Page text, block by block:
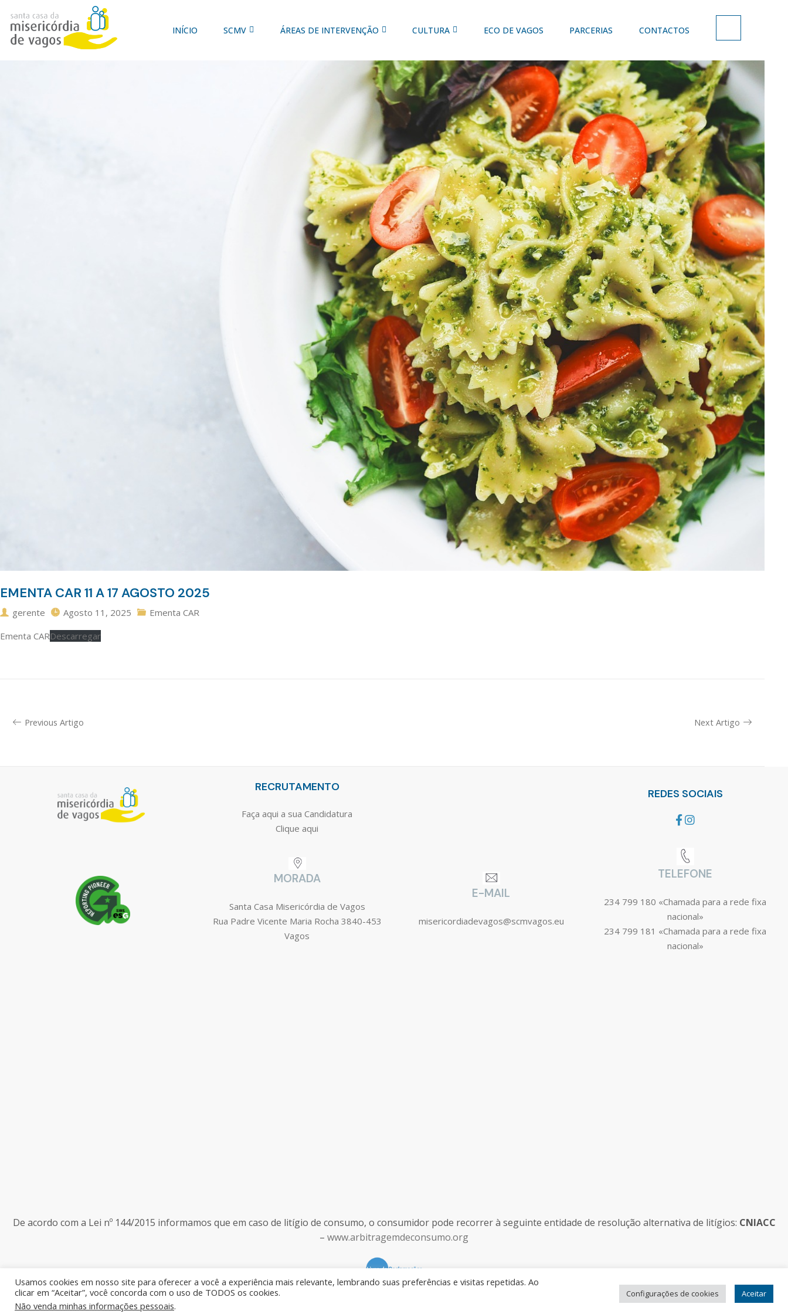
INÍCIO SCMV ÁREAS DE INTERVENÇÃO CULTURA ECO DE VAGOS PARCERIAS CONTACTOS
EMENTA CAR 11 A 17 AGOSTO 2025
gerente Agosto 11, 2025
Ementa CAR
Ementa CARDescarregar
Previous Artigo Next Artigo
Usamos cookies em nosso site para oferecer a você a experiência mais relevante, lembrando suas preferências e visitas repetidas. Ao
clicar em “Aceitar”, você concorda com o uso de TODOS os cookies.
Não venda minhas informações pessoais.
Configurações de cookies Aceitar
RECRUTAMENTO
Faça aqui a sua Candidatura
Clique aqui
REDES SOCIAIS
MORADA
Santa Casa Misericórdia de Vagos
Rua Padre Vicente Maria Rocha 3840-453
Vagos
E-MAIL
misericordiadevagos@scmvagos.eu
TELEFONE
234 799 180 «Chamada para a rede fixa
nacional»
234 799 181 «Chamada para a rede fixa
nacional»
De acordo com a Lei nº 144/2015 informamos que em caso de litígio de consumo, o consumidor pode recorrer à seguinte entidade de resolução alternativa de litígios: CNIACC
– www.arbitragemdeconsumo.org